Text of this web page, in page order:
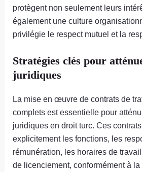
protègent non seulement leurs
également une culture
privilégie le respect mutuel et la
Stratégies clés pour
juridiques
La mise en œuvre de contrats de
complets est essentielle pour
juridiques en droit turc. Ces
explicitement les fonctions, les
rémunération, les horaires de
de licenciement, conformément à la